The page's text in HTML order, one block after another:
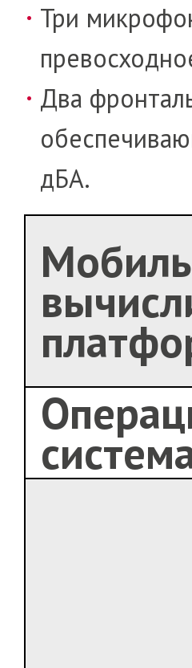
Три
Два
дБА.